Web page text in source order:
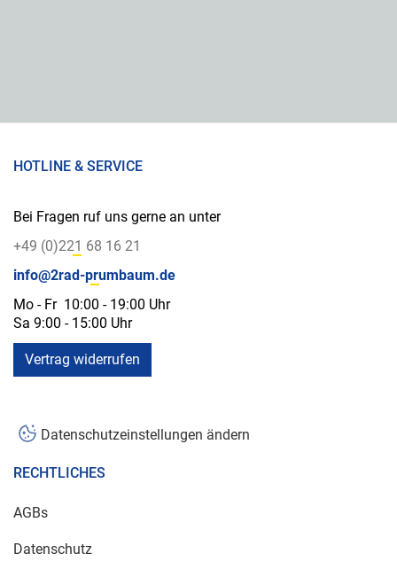
HOTLINE & SERVICE
Bei Fragen ruf uns gerne an unter
+49 (0)221 68 16 21
info@2rad-prumbaum.de
Mo - Fr 10:00 - 19:00 Uhr
Sa 9:00 - 15:00 Uhr
Vertrag widerrufen
Datenschutzeinstellungen ändern
RECHTLICHES
AGBs
Datenschutz